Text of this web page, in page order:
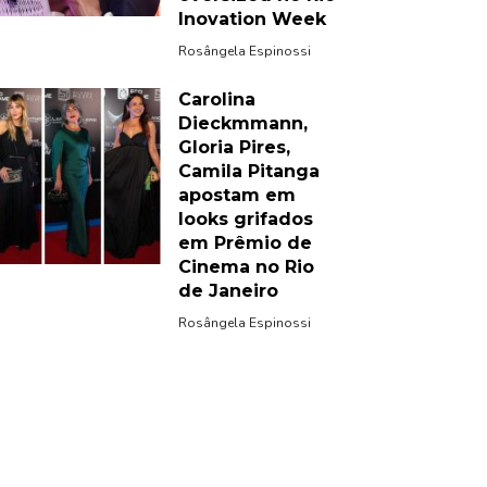
Inovation Week
Rosângela Espinossi
Carolina
Dieckmmann,
Gloria Pires,
Camila Pitanga
apostam em
looks grifados
em Prêmio de
Cinema no Rio
de Janeiro
Rosângela Espinossi